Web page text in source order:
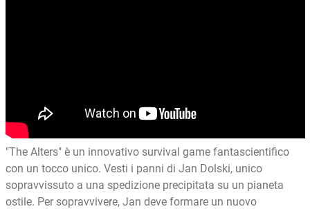
"The Alters" è un innovativo survival game fantascientifico
con un tocco unico. Vesti i panni di Jan Dolski, unico
sopravvissuto a una spedizione precipitata su un pianeta
ostile. Per sopravvivere, Jan deve formare un nuovo